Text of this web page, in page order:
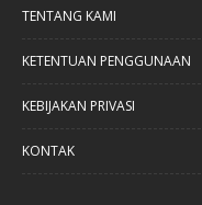
TENTANG KAMI
KETENTUAN PENGGUNAAN
KEBIJAKAN PRIVASI
KONTAK